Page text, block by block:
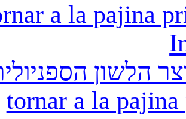
a la pajina
הלשון
tornar a la